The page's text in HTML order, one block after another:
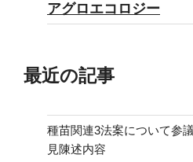
アグロエコロジー
最近の記事
種苗関連3法案について参
見陳述内容